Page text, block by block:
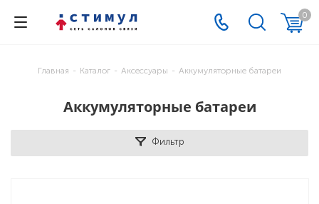
0
Главная - Каталог - Аксессуары - Аккумуляторные батареи
Аккумуляторные батареи
Фильтр